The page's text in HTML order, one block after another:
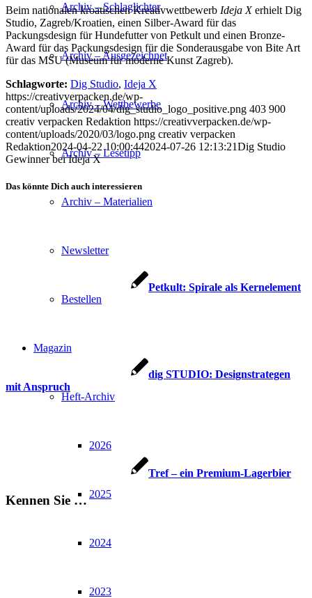
Archiv – Schlaglichter
Archiv – Ausgezeichnet
Archiv – Wettbewerbe
Archiv – Lesetipp
Archiv – Materialien
Newsletter
Bestellen
Magazin
Heft-Archiv
2026
2025
2024
2023
Beim nationalen kroatischen Kreativwettbewerb Ideja Xerhielt Dig
Studio, Zagreb/Kroatien, einen Silber-Award für das
Packungsdesign für Hundefutter von Petkult und einen Bronze-
Award für das Packungsdesign für die Sonderausgabe von Bite Art
für das MSU (Museum für moderne Kunst Zagreb).
Schlagworte: Dig Studio, Ideja X
https://creativverpacken.de/wp-
content/uploads/2024/04/dig_studio_logo_positive.png 403 900
creativ verpacken Redaktion https://creativverpacken.de/wp-
content/uploads/2020/03/logo.png creativ verpacken
Redaktion2024-04-22 10:00:442024-07-26 12:13:21Dig Studio
Gewinner bei Ideja X
Das könnte Dich auch interessieren
Petkult: Spirale als Kernelement
dig STUDIO: Designstrategen
mit Anspruch
Tref – ein Premium-Lagerbier
Kennen Sie …